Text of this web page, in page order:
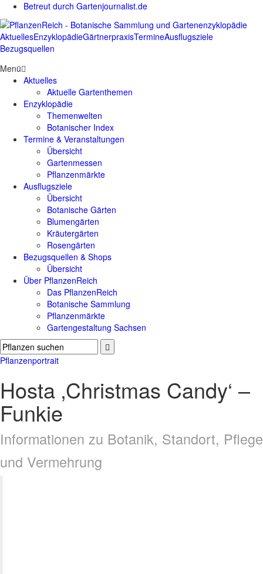
Betreut durch Gartenjournalist.de
AktuellesEnzyklopädieGärtnerpraxisTermineAusflugsziele
Bezugsquellen
Menü
Aktuelles
Aktuelle Gartenthemen
Enzyklopädie
Themenwelten
Botanischer Index
Termine & Veranstaltungen
Übersicht
Gartenmessen
Pflanzenmärkte
Ausflugsziele
Übersicht
Botanische Gärten
Blumengärten
Kräutergärten
Rosengärten
Bezugsquellen & Shops
Übersicht
Über PflanzenReich
Das PflanzenReich
Botanische Sammlung
Pflanzenmärkte
Gartengestaltung Sachsen
Pflanzenportrait
Hosta ‚Christmas Candy‘ –
Funkie
Informationen zu Botanik, Standort, Pflege
und Vermehrung